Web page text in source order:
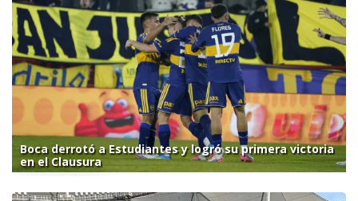
Boca derrotó a Estudiantes y logró su primera victoria
en el Clausura